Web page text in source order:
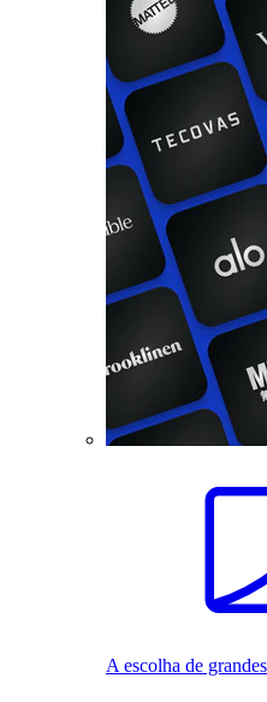
A escolha de